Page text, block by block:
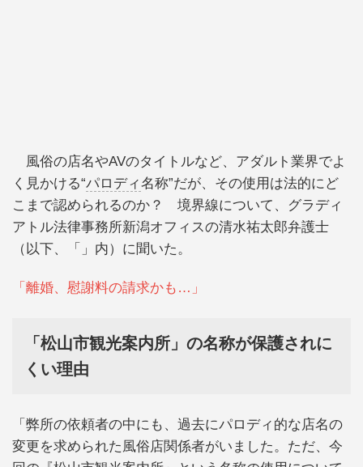
風俗の店名やAVのタイトルなど、アダルト業界でよ
く見かける“パロディ名称”だが、その使用は法的にど
こまで認められるのか？ 境界線について、グラディ
アトル法律事務所新潟オフィスの清水祐太郎弁護士
（以下、「」内）に聞いた。
「離婚、慰謝料の請求かも…」
「松山市観光案内所」の名称が保護されに
くい理由
「弊所の依頼者の中にも、過去にパロディ的な店名の
変更を求められた風俗店関係者がいました。ただ、今